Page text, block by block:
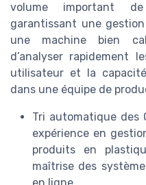
volume important
garantissant une
une machine bien
d’analyser rapidement
utilisateur et la
dans une équipe de
Tri automatique des
expérience en
produits en
maîtrise des